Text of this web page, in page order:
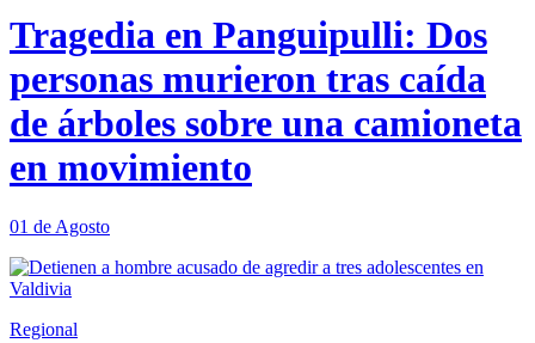
Tragedia en Panguipulli: Dos
personas murieron tras caída
de árboles sobre una camioneta
en movimiento
01 de Agosto
Regional